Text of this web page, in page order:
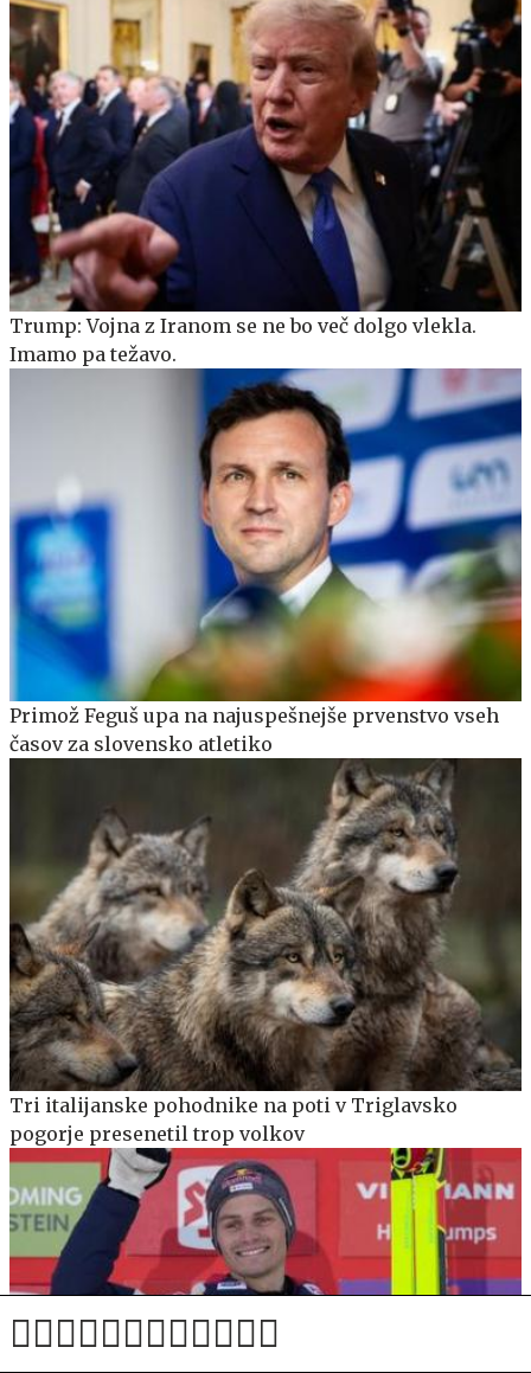
Trump: Vojna z Iranom se ne bo več dolgo vlekla.
Imamo pa težavo.
Primož Feguš upa na najuspešnejše prvenstvo vseh
časov za slovensko atletiko
Tri italijanske pohodnike na poti v Triglavsko
pogorje presenetil trop volkov